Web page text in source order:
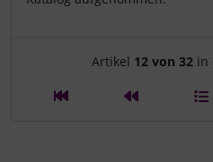
Artikel 12 von 32 in